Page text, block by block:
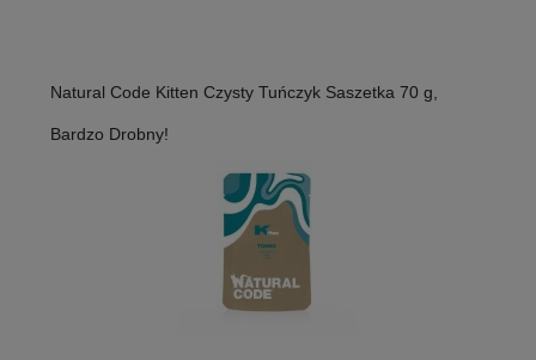
Natural Code Kitten Czysty Tuńczyk Saszetka 70 g,
Bardzo Drobny!